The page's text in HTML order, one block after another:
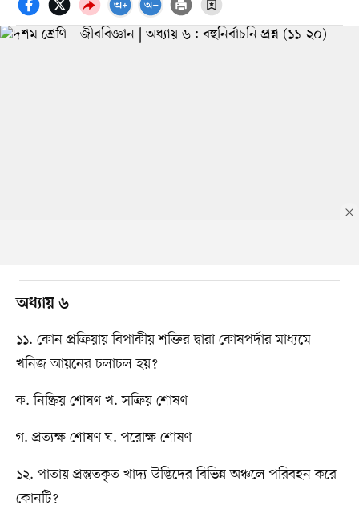
অধ্যায় ৬
১১. কোন প্রক্রিয়ায় বিপাকীয় শক্তির দ্বারা কোষপর্দার মাধ্যমে
খনিজ আয়নের চলাচল হয়?
ক. নিষ্ক্রিয় শোষণ খ. সক্রিয় শোষণ
গ. প্রত্যক্ষ শোষণ ঘ. পরোক্ষ শোষণ
১২. পাতায় প্রস্তুতকৃত খাদ্য উদ্ভিদের বিভিন্ন অঞ্চলে পরিবহন করে
কোনটি?